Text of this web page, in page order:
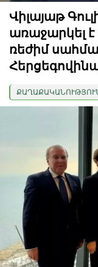
Վիլայաթ
առաջարկել
ռեժիմ